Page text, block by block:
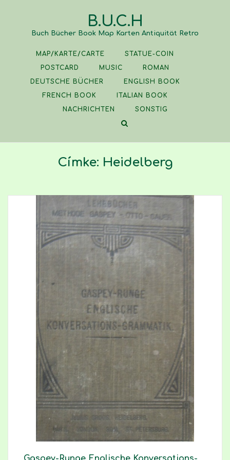
B.U.C.H
Buch Bücher Book Map Karten Antiquität Retro
MAP/KARTE/CARTE
STATUE-COIN
POSTCARD
MUSIC
ROMAN
DEUTSCHE BÜCHER
ENGLISH BOOK
FRENCH BOOK
ITALIAN BOOK
NACHRICHTEN
SONSTIG
Címke: Heidelberg